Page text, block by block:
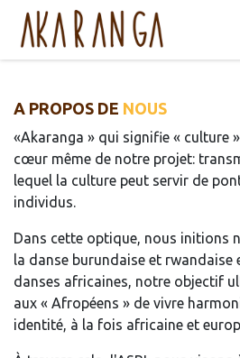
Se rendre au contenu
A PROPOS DE NOUS
«Akaranga » qui signifie « culture
cœur même de notre projet:
lequel la culture peut servir de
individus.
Dans cette optique, nous initions
la danse burundaise et rwandaise
danses africaines, notre objectif
aux « Afropéens » de vivre
identité, à la fois africaine et